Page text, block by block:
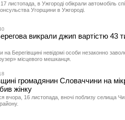
листопада, в Ужгороді обікрали автомобіль
Угорщини в Ужгороді.
викрали джип вартістю 43
на Берегівщині невідомі особи незаконно
місцевого мешканця.
громадянин Словаччини на
жінку
вчора, 16 листопада, вночі поблизу селища